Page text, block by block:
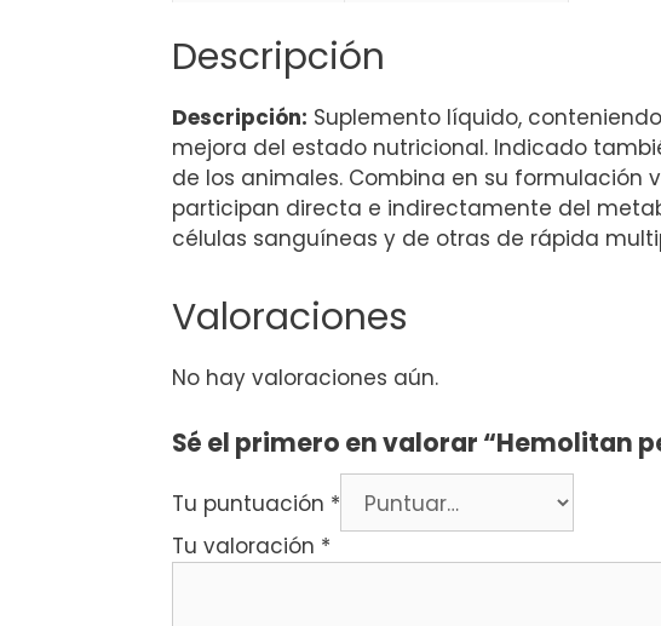
Descripción
Descripción: Suplemento líquido,
mejora del estado nutricional. Indicado
de los animales. Combina en su formulación
participan directa e indirectamente del
células sanguíneas y de otras de rápida
Valoraciones
No hay valoraciones aún.
Sé el primero en valorar “Hemolitan
Tu puntuación *
Tu valoración *